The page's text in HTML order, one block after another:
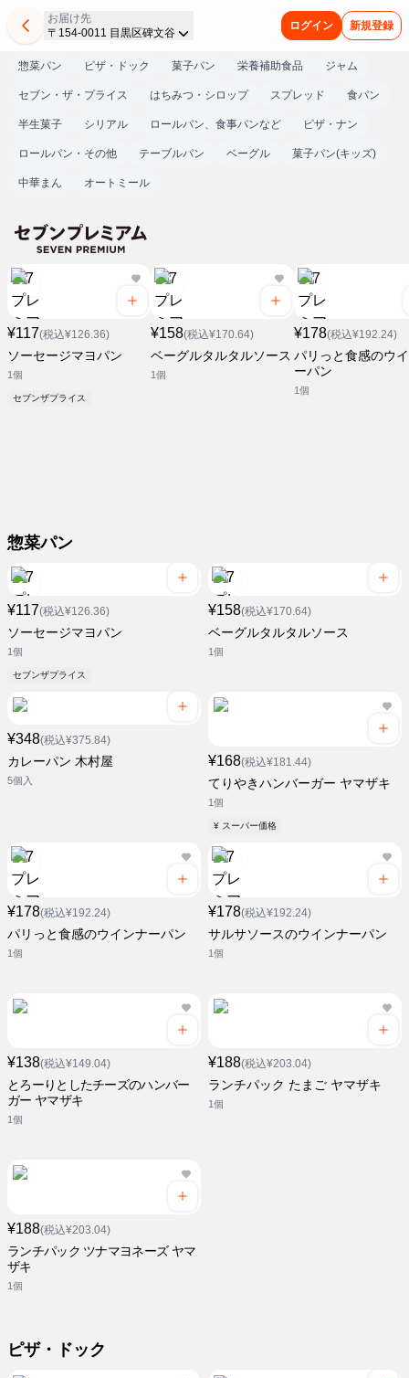
お届け先
〒154-0011 目黒区碑文谷
ログイン 新規登録
惣菜パン ピザ・ドック 菓子パン 栄養補助食品 ジャム
セブン・ザ・プライス はちみつ・シロップ スプレッド 食パン
半生菓子 シリアル ロールパン、食事パンなど ピザ・ナン
ロールパン・その他 テーブルパン ベーグル 菓子パン(キッズ)
中華まん オートミール
¥117(税込¥126.36)
ソーセージマヨパン
1個
セブンザプライス
¥158(税込¥170.64)
ベーグルタルタルソース
1個
¥178(税込¥192.24)
パリっと食感のウ
ーパン
1個
惣菜パン
¥117(税込¥126.36)
ソーセージマヨパン
1個
セブンザプライス
¥158(税込¥170.64)
ベーグルタルタルソース
1個
¥348(税込¥375.84)
カレーパン 木村屋
5個入
¥168(税込¥181.44)
てりやきハンバーガー ヤマザキ
1個
¥ スーパー価格
¥178(税込¥192.24)
パリっと食感のウインナーパン
1個
¥178(税込¥192.24)
サルサソースのウインナーパン
1個
¥138(税込¥149.04)
とろーりとしたチーズのハンバー
ガー ヤマザキ
1個
¥188(税込¥203.04)
ランチパック たまご ヤマザキ
1個
¥188(税込¥203.04)
ランチパック ツナマヨネーズ ヤマ
ザキ
1個
ピザ・ドック